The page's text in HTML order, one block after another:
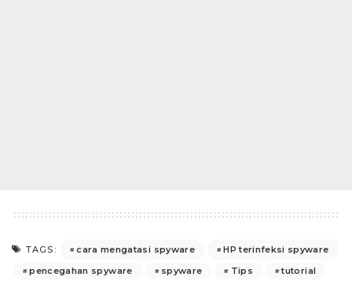
TAGS: cara mengatasi spyware
HP terinfeksi spyware
pencegahan spyware
spyware Tips tutorial